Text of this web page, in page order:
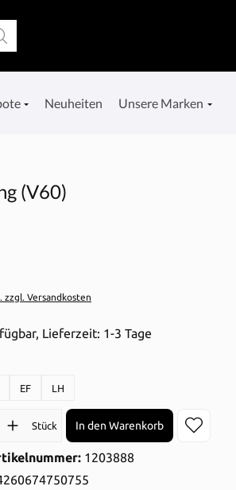
Neuheiten Unsere Marken
(V60)
zzgl. Versandkosten
Lieferzeit: 1-3 Tage
auswählen
EF LH
Gib den gewünschten Wert ein oder
Stück In den Warenkorb
1203888